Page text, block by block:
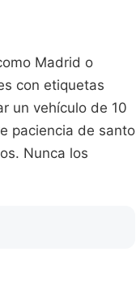
Madrid o
con etiquetas
un vehículo de 10
paciencia de santo
Nunca los